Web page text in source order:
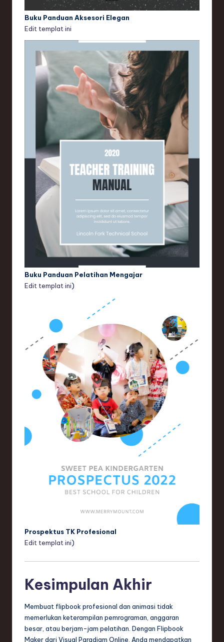
Buku Panduan Aksesori Elegan
Edit templat ini
Buku Panduan Pelatihan Mengajar
Edit templat ini)
Prospektus TK Profesional
Edit templat ini)
Kesimpulan Akhir
Membuat flipbook profesional dan animasi tidak
memerlukan keterampilan pemrograman, anggaran
besar, atau berjam-jam pelatihan. Dengan Flipbook
Maker dari Visual Paradigm Online, Anda mendapatkan